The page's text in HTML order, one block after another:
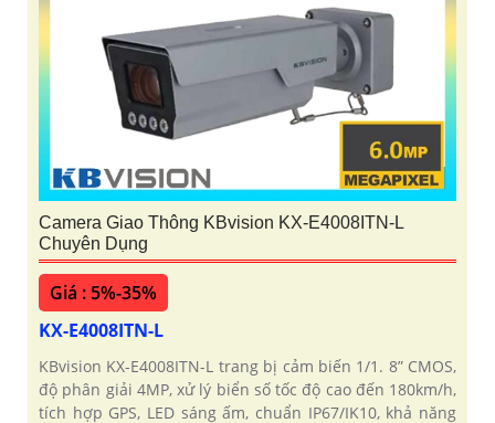
Camera Giao Thông KBvision KX-E4008ITN-L
Chuyên Dụng
Giá : 5%-35%
KX-E4008ITN-L
KBvision KX-E4008ITN-L trang bị cảm biến 1/1. 8” CMOS,
độ phân giải 4MP, xử lý biển số tốc độ cao đến 180km/h,
tích hợp GPS, LED sáng ấm, chuẩn IP67/IK10, khả năng